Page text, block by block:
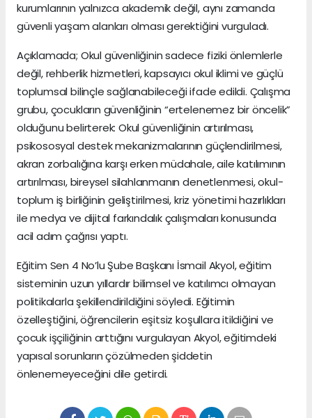
kurumlarının yalnızca akademik değil, aynı zamanda
güvenli yaşam alanları olması gerektiğini vurguladı.
Açıklamada; Okul güvenliğinin sadece fiziki önlemlerle
değil, rehberlik hizmetleri, kapsayıcı okul iklimi ve güçlü
toplumsal bilinçle sağlanabileceği ifade edildi. Çalışma
grubu, çocukların güvenliğinin “ertelenemez bir öncelik”
olduğunu belirterek: Okul güvenliğinin artırılması,
psikososyal destek mekanizmalarının güçlendirilmesi,
akran zorbalığına karşı erken müdahale, aile katılımının
artırılması, bireysel silahlanmanın denetlenmesi, okul-
toplum iş birliğinin geliştirilmesi, kriz yönetimi hazırlıkları
ile medya ve dijital farkındalık çalışmaları konusunda
acil adım çağrısı yaptı.
Eğitim Sen 4 No’lu Şube Başkanı İsmail Akyol, eğitim
sisteminin uzun yıllardır bilimsel ve katılımcı olmayan
politikalarla şekillendirildiğini söyledi. Eğitimin
özelleştiğini, öğrencilerin eşitsiz koşullara itildiğini ve
çocuk işçiliğinin arttığını vurgulayan Akyol, eğitimdeki
yapısal sorunların çözülmeden şiddetin
önlenemeyeceğini dile getirdi.